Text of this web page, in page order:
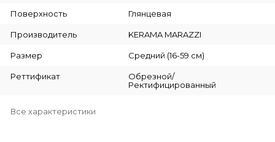
Поверхность Глянцевая
Производитель KERAMA MARAZZI
Размер Средний (16-59 см)
Реттификат
Обрезной/
Ректифицированный
Все характеристики